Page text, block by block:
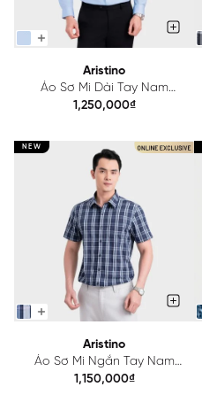
Aristino
Áo Sơ Mi Dài Tay Nam
Aristino Regular Fit
1,250,000₫
NEW
Aristino
Áo Sơ Mi Ngắn Tay Nam
Aristino Regular Fit
1,150,000₫